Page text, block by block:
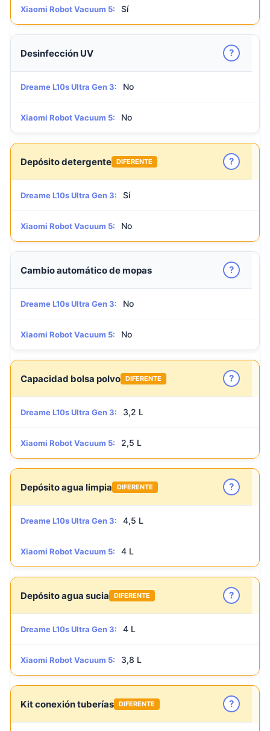
Xiaomi Robot Vacuum 5: Sí
Desinfección UV ?
Dreame L10s Ultra Gen 3: No
Xiaomi Robot Vacuum 5: No
Depósito detergente DIFERENTE ?
Dreame L10s Ultra Gen 3: Sí
Xiaomi Robot Vacuum 5: No
Cambio automático de mopas ?
Dreame L10s Ultra Gen 3: No
Xiaomi Robot Vacuum 5: No
Capacidad bolsa polvo DIFERENTE ?
Dreame L10s Ultra Gen 3: 3,2 L
Xiaomi Robot Vacuum 5: 2,5 L
Depósito agua limpia DIFERENTE ?
Dreame L10s Ultra Gen 3: 4,5 L
Xiaomi Robot Vacuum 5: 4 L
Depósito agua sucia DIFERENTE ?
Dreame L10s Ultra Gen 3: 4 L
Xiaomi Robot Vacuum 5: 3,8 L
Kit conexión tuberías DIFERENTE ?